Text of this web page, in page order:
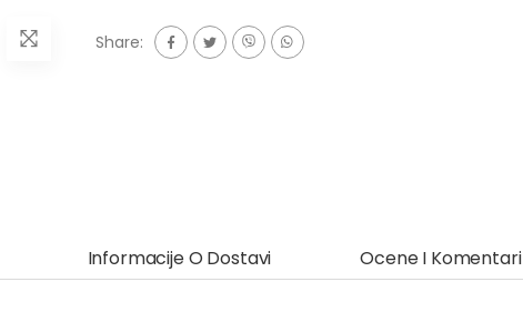
Share:
Informacije O Dostavi Ocene I Komentari